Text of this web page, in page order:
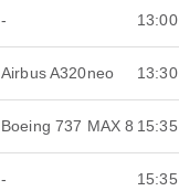
- 13:00
Airbus A320neo 13:30
Boeing 737 MAX 8 15:35
- 15:35